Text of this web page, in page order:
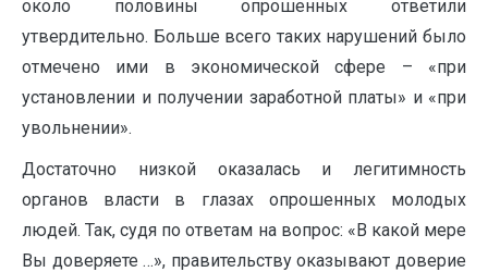
около половины опрошенных ответили
утвердительно. Больше всего таких нарушений было
отмечено ими в экономической сфере – «при
установлении и получении заработной платы» и «при
увольнении».
Достаточно низкой оказалась и легитимность
органов власти в глазах опрошенных молодых
людей. Так, судя по ответам на вопрос: «В какой мере
Вы доверяете …», правительству оказывают доверие